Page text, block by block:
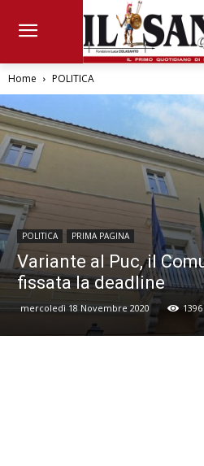
Home POLITICA
POLITICA PRIMA PAGINA
Variante al Puc, il
fissata la deadline
mercoledì 18 Novembre 2020 1396